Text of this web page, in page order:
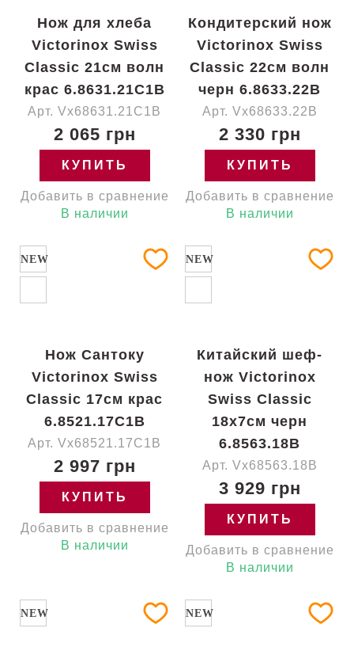
Нож для хлеба
Victorinox Swiss
Classic 21см волн
крас 6.8631.21C1B
Арт. Vx68631.21C1B
2 065 грн
КУПИТЬ
Добавить в сравнение
В наличии
Кондитерский нож
Victorinox Swiss
Classic 22см волн
черн 6.8633.22B
Арт. Vx68633.22B
2 330 грн
КУПИТЬ
Добавить в сравнение
В наличии
NEW
Нож Сантоку
Victorinox Swiss
Classic 17см крас
6.8521.17C1B
Арт. Vx68521.17C1B
2 997 грн
КУПИТЬ
Добавить в сравнение
В наличии
NEW
Китайский шеф-
нож Victorinox
Swiss Classic
18x7см черн
6.8563.18B
Арт. Vx68563.18B
3 929 грн
КУПИТЬ
Добавить в сравнение
В наличии
NEW NEW